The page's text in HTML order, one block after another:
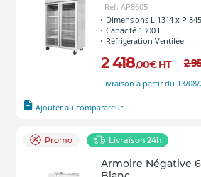
Ref: AP8605
Dimensions L 1314 x P
Capacité 1300 L
Réfrigération Ventilée
2 418,00€ HT 2
Livraison à partir du 13/08/
Ajouter au comparateur
Promo Livraison 24h
Armoire Négative